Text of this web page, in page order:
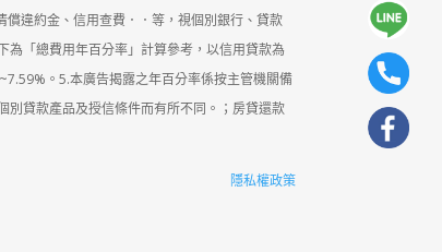
償違約金、信用查費．．等，視個別銀行、貸款
「總費用年百分率」計算參考，以信用貸款為
。5.本廣告揭露之年百分率係按主管機關備
別貸款產品及授信條件而有所不同。；房貸還款
隱私權政策